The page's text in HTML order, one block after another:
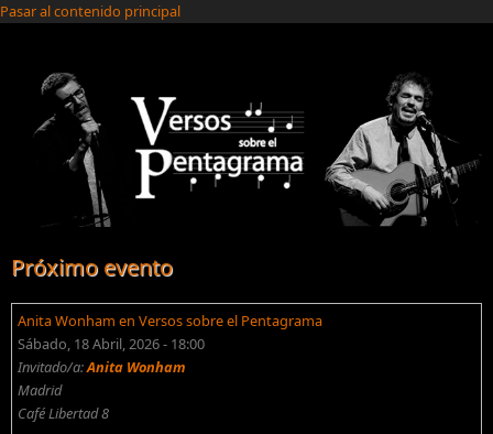
Pasar al contenido principal
Próximo evento
Anita Wonham en Versos sobre el Pentagrama
Sábado, 18 Abril, 2026 - 18:00
Invitado/a:Anita Wonham
Madrid
Café Libertad 8